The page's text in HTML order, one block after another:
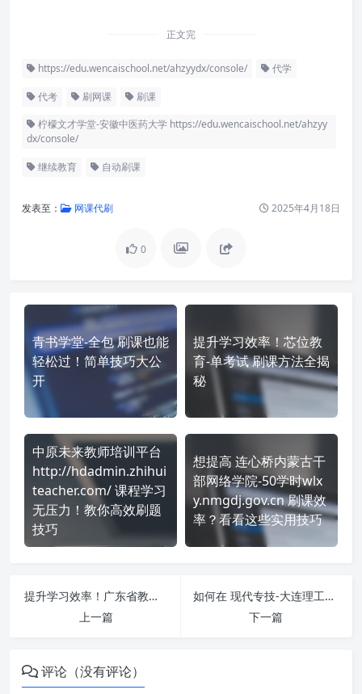
正文完
https://edu.wencaischool.net/ahzyydx/console/ 代学
代考 刷网课
刷课
柠檬文才学堂-安徽中医药大学 https://edu.wencaischool.net/ahzyy
dx/console/
继续教育 自动刷课
发表至： 网课代刷 2025年4月18日
0
青书学堂-全包 刷课也能
轻松过！简单技巧大公
开
提升学习效率！芯位教
育-单考试 刷课方法全揭
秘
中原未来教师培训平台
http://hdadmin.zhihui
teacher.com/ 课程学习
无压力！教你高效刷题
技巧
想提高 连心桥内蒙古干
部网络学院-50学时wlx
y.nmgdj.gov.cn 刷课效
率？看看这些实用技巧
提升学习效率！广东省教师公需课-广东省教师继续教育信息管理平台 https://jsglpt.gdedu.gov.cn/login.jsp 刷课方法全揭秘
上一篇
如何在 现代专技-大连理工大学 https://lnzj.chinamde.cn/ 平台快速完成学习任务？
下一篇
评论（没有评论）